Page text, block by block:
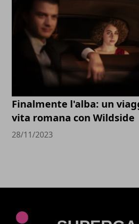
Finalmente l'alba: un
vita romana con Wildside
28/11/2023